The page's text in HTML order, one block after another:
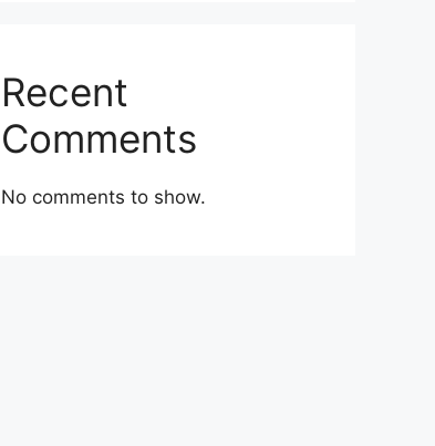
Recent
Comments
No comments to show.